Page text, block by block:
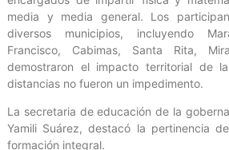
media y media general. Los
diversos municipios, incluyendo
Francisco, Cabimas, Santa Rita,
demostraron el impacto territorial de
distancias no fueron un impedimento.
La secretaria de educación de la
Yamili Suárez, destacó la pertinencia
formación integral.